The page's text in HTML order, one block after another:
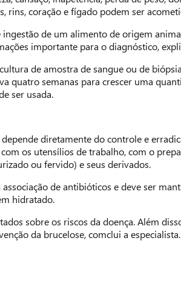
rins, coração e fígado podem ser
de um alimento de origem
importante para o diagnóstico,
de amostra de sangue ou de
quatro semanas para crescer uma
ser usada.
diretamente do controle e
os utensílios de trabalho, com o
ou fervido) e seus derivados.
de antibióticos e deve ser
hidratado.
sobre os riscos da doença. Além
da brucelose, comclui a especialista.